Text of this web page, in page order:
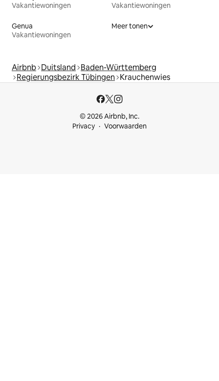
Vakantiewoningen
Vakantiewoningen
Genua
Vakantiewoningen
Meer tonen
Airbnb Duitsland Baden-Württemberg
Regierungsbezirk Tübingen Krauchenwies
© 2026 Airbnb, Inc.
Privacy
Voorwaarden